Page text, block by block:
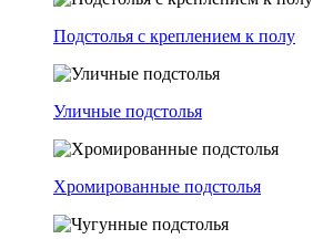
Подстолья с креплением к полу
Уличные подстолья
Хромированные подстолья